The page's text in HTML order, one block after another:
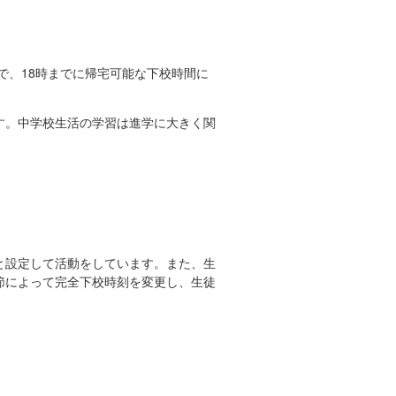
、18時までに帰宅可能な下校時間に
中学校生活の学習は進学に大きく関
定して活動をしています。また、生
よって完全下校時刻を変更し、生徒